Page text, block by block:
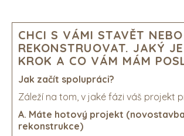
CHCI S VÁMI STAVĚT NEBO
REKONSTRUOVAT. JAKÝ
KROK A CO VÁM MÁM
Jak začít spolupráci?
Záleží na tom, v jaké fázi váš projekt
A. Máte hotový projekt
rekonstrukce)